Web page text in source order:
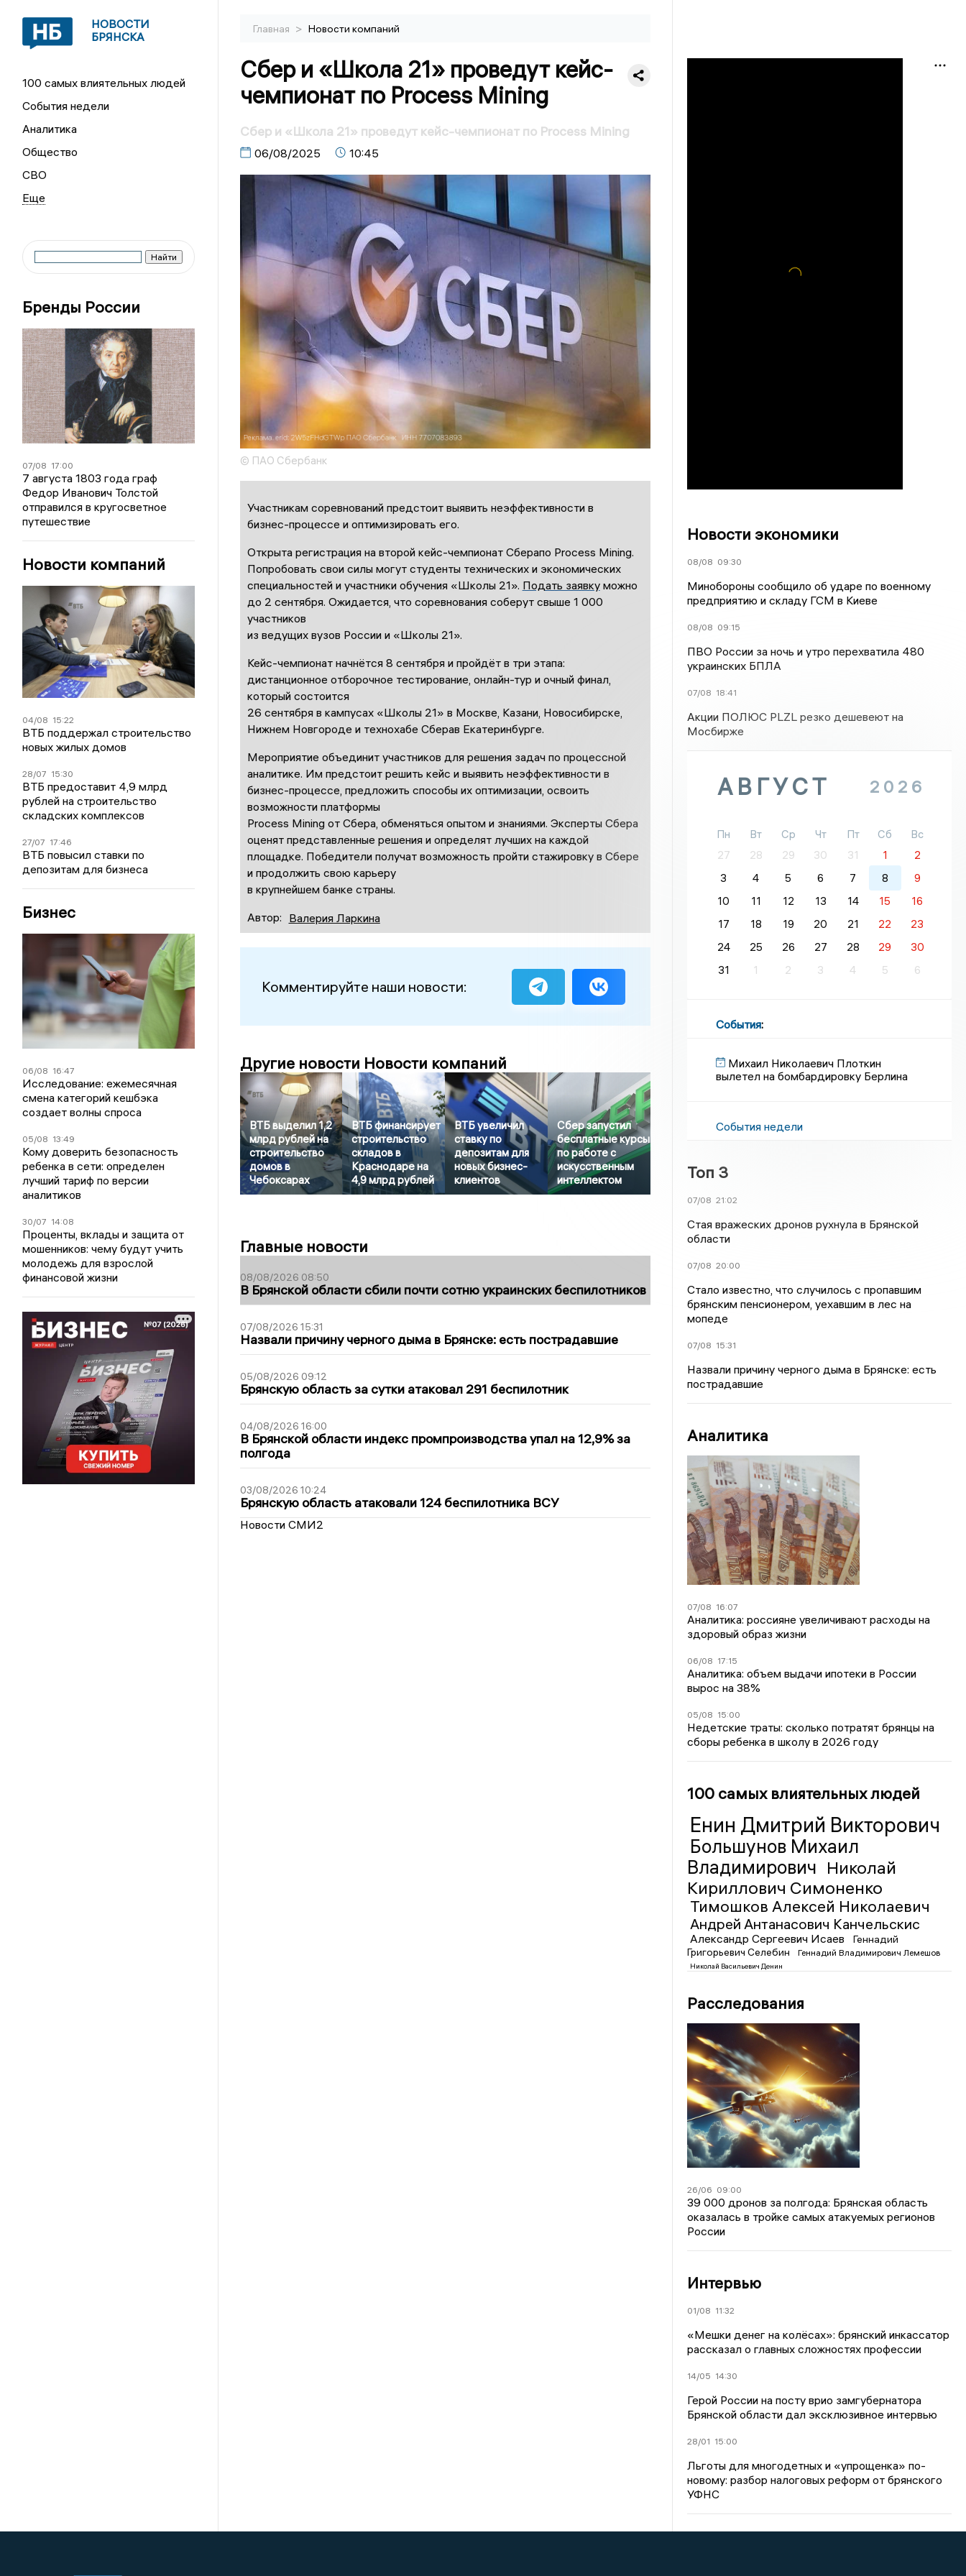
НОВОСТИ
БРЯНСКА
100 самых влиятельных людей
События недели
Аналитика
Общество
СВО
Бренды России
07/08 17:00
7 августа 1803 года граф
Федор Иванович Толстой
отправился в кругосветное
путешествие
Новости компаний
04/08 15:22
ВТБ поддержал строительство
новых жилых домов
28/07 15:30
ВТБ предоставит 4,9 млрд
рублей на строительство
складских комплексов
27/07 17:46
ВТБ повысил ставки по
депозитам для бизнеса
Бизнес
06/08 16:47
Исследование: ежемесячная
смена категорий кешбэка
создает волны спроса
05/08 13:49
Кому доверить безопасность
ребенка в сети: определен
лучший тариф по версии
аналитиков
30/07 14:08
Проценты, вклады и защита от
мошенников: чему будут учить
молодежь для взрослой
финансовой жизни
Главная > Новости компаний
Сбер и «Школа 21» проведут кейс-
чемпионат по Process Mining
Сбер и «Школа 21» проведут кейс-чемпионат по Process Mining
06/08/2025 10:45
© ПАО Сбербанк
Участникам соревнований предстоит выявить неэффективности в
бизнес-процессе и оптимизировать его.
Открыта регистрация на второй кейс-чемпионат Сберапо Process Mining.
Попробовать свои силы могут студенты технических и экономических
специальностей и участники обучения «Школы 21». Подать заявкуможно
до 2 сентября. Ожидается, что соревнования соберут свыше 1 000
участников
из ведущих вузов России и «Школы 21».
Кейс-чемпионат начнётся 8 сентября и пройдёт в три этапа:
дистанционное отборочное тестирование, онлайн-тур и очный финал,
который состоится
26 сентября в кампусах «Школы 21» в Москве, Казани, Новосибирске,
Нижнем Новгороде и технохабе Сберав Екатеринбурге.
Мероприятие объединит участников для решения задач по процессной
аналитике. Им предстоит решить кейс и выявить неэффективности в
бизнес-процессе, предложить способы их оптимизации, освоить
возможности платформы
Process Miningот Сбера, обменяться опытом и знаниями. Эксперты Сбера
оценят представленные решения и определят лучших на каждой
площадке. Победители получат возможность пройти стажировку в Сбере
и продолжить свою карьеру
в крупнейшем банке страны.
Автор: Валерия Ларкина
Комментируйте наши новости:
Другие новости Новости компаний
ВТБ выделил 1,2
млрд рублей на
строительство
домов в
Чебоксарах
ВТБ финансирует
строительство
складов в
Краснодаре на
4,9 млрд рублей
ВТБ увеличил
ставку по
депозитам для
новых бизнес-
клиентов
Сбер запустил
бесплатные курсы
по работе с
искусственным
интеллектом
Главные новости
08/08/2026 08:50
В Брянской области сбили почти сотню украинских беспилотников
07/08/2026 15:31
Назвали причину черного дыма в Брянске: есть пострадавшие
05/08/2026 09:12
Брянскую область за сутки атаковал 291 беспилотник
04/08/2026 16:00
В Брянской области индекс промпроизводства упал на 12,9% за
полгода
03/08/2026 10:24
Брянскую область атаковали 124 беспилотника ВСУ
Новости СМИ2
Новости экономики
08/08 09:30
Минобороны сообщило об ударе по военному
предприятию и складу ГСМ в Киеве
08/08 09:15
ПВО России за ночь и утро перехватила 480
украинских БПЛА
07/08 18:41
Акции ПОЛЮС PLZL резко дешевеют на
Мосбирже
АВГУСТ 2026
Пн Вт Ср Чт Пт Сб
Вс
27
28 29 30 31 1
2
3
4 5 6 7 8
9
10
11 12 13 14 15
16
17
18 19 20 21 22
23
24
25 26 27 28 29
30
31
1 2 3 4 5 6
События:
Михаил Николаевич Плоткин
вылетел на бомбардировку Берлина
События недели
Топ 3
07/08 21:02
Стая вражеских дронов рухнула в Брянской
области
07/08 20:00
Стало известно, что случилось с пропавшим
брянским пенсионером, уехавшим в лес на
мопеде
07/08 15:31
Назвали причину черного дыма в Брянске: есть
пострадавшие
Аналитика
07/08 16:07
Аналитика: россияне увеличивают расходы на
здоровый образ жизни
06/08 17:15
Аналитика: объем выдачи ипотеки в России
вырос на 38%
05/08 15:00
Недетские траты: сколько потратят брянцы на
сборы ребенка в школу в 2026 году
100 самых влиятельных людей
Енин Дмитрий Викторович
Большунов Михаил
Владимирович Николай
Кириллович Симоненко
Тимошков Алексей Николаевич
Андрей Антанасович Канчельскис
Александр Сергеевич Исаев
Геннадий
Григорьевич Селебин
Геннадий Владимирович Лемешов
Николай Васильевич Денин
Расследования
26/06 09:00
39 000 дронов за полгода: Брянская область
оказалась в тройке самых атакуемых регионов
России
Интервью
01/08 11:32
«Мешки денег на колёсах»: брянский инкассатор
рассказал о главных сложностях профессии
14/05 14:30
Герой России на посту врио замгубернатора
Брянской области дал эксклюзивное интервью
28/01 15:00
Льготы для многодетных и «упрощенка» по-
новому: разбор налоговых реформ от брянского
УФНС